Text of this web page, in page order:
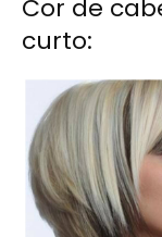
Cor de
curto: